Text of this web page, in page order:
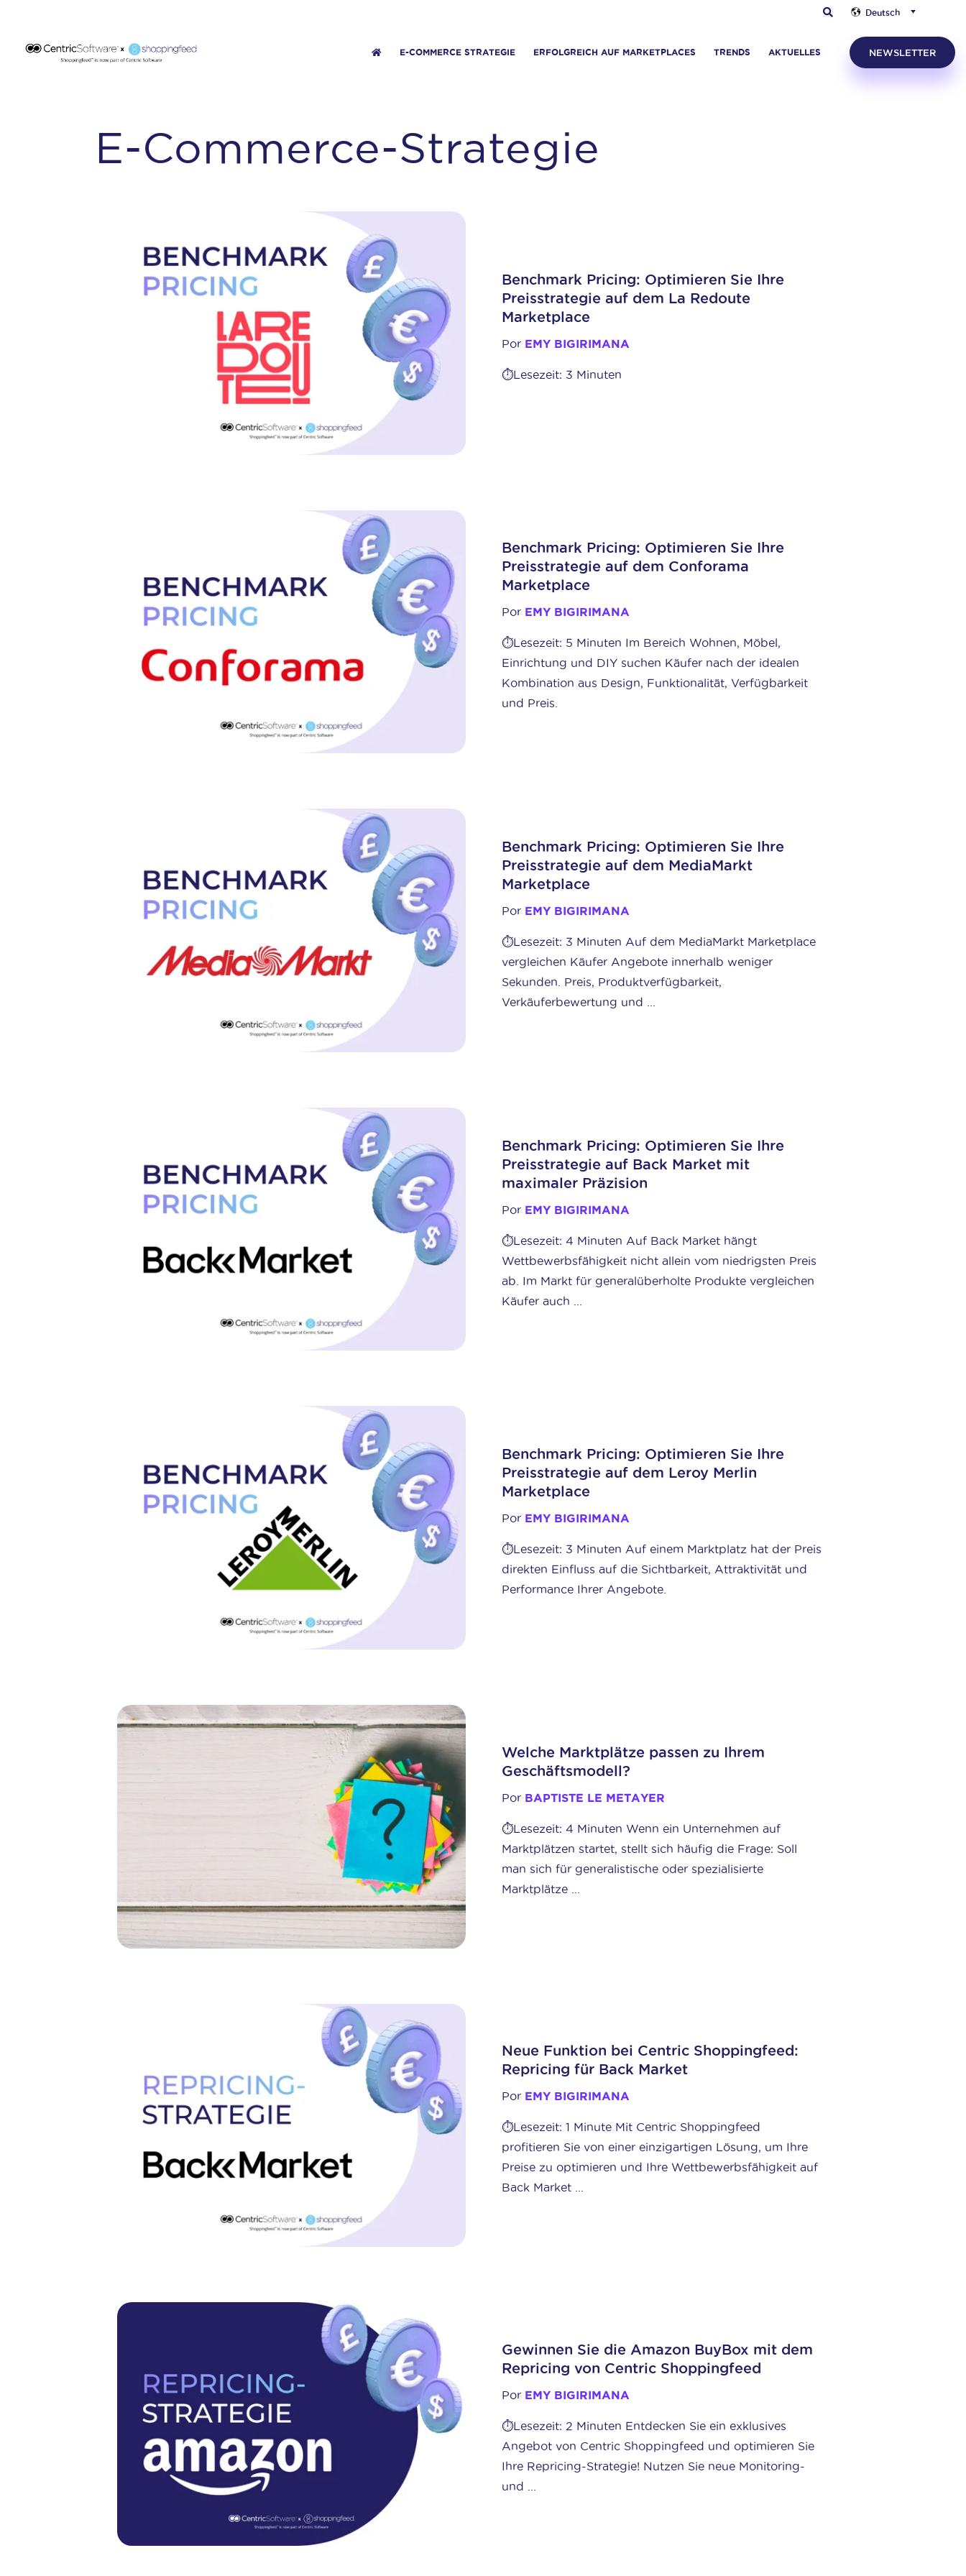
Deutsch
E-COMMERCE STRATEGIE ERFOLGREICH AUF MARKETPLACES TRENDS AKTUELLES NEWSLETTER
E-Commerce-Strategie
Benchmark Pricing: Optimieren Sie Ihre
Preisstrategie auf dem La Redoute
Marketplace
Por EMY BIGIRIMANA
⏱️Lesezeit: 3 Minuten
Benchmark Pricing: Optimieren Sie Ihre
Preisstrategie auf dem Conforama
Marketplace
Por EMY BIGIRIMANA
⏱️Lesezeit: 5 Minuten Im Bereich Wohnen, Möbel,
Einrichtung und DIY suchen Käufer nach der idealen
Kombination aus Design, Funktionalität, Verfügbarkeit
und Preis.
Benchmark Pricing: Optimieren Sie Ihre
Preisstrategie auf dem MediaMarkt
Marketplace
Por EMY BIGIRIMANA
⏱️Lesezeit: 3 Minuten Auf dem MediaMarkt Marketplace
vergleichen Käufer Angebote innerhalb weniger
Sekunden. Preis, Produktverfügbarkeit,
Verkäuferbewertung und ...
Benchmark Pricing: Optimieren Sie Ihre
Preisstrategie auf Back Market mit
maximaler Präzision
Por EMY BIGIRIMANA
⏱️Lesezeit: 4 Minuten Auf Back Market hängt
Wettbewerbsfähigkeit nicht allein vom niedrigsten Preis
ab. Im Markt für generalüberholte Produkte vergleichen
Käufer auch ...
Benchmark Pricing: Optimieren Sie Ihre
Preisstrategie auf dem Leroy Merlin
Marketplace
Por EMY BIGIRIMANA
⏱️Lesezeit: 3 Minuten Auf einem Marktplatz hat der Preis
direkten Einfluss auf die Sichtbarkeit, Attraktivität und
Performance Ihrer Angebote.
Welche Marktplätze passen zu Ihrem
Geschäftsmodell?
Por BAPTISTE LE METAYER
⏱️Lesezeit: 4 Minuten Wenn ein Unternehmen auf
Marktplätzen startet, stellt sich häufig die Frage: Soll
man sich für generalistische oder spezialisierte
Marktplätze ...
Neue Funktion bei Centric Shoppingfeed:
Repricing für Back Market
Por EMY BIGIRIMANA
⏱️Lesezeit: 1 Minute Mit Centric Shoppingfeed
profitieren Sie von einer einzigartigen Lösung, um Ihre
Preise zu optimieren und Ihre Wettbewerbsfähigkeit auf
Back Market ...
Gewinnen Sie die Amazon BuyBox mit dem
Repricing von Centric Shoppingfeed
Por EMY BIGIRIMANA
⏱️Lesezeit: 2 Minuten Entdecken Sie ein exklusives
Angebot von Centric Shoppingfeed und optimieren Sie
Ihre Repricing-Strategie! Nutzen Sie neue Monitoring-
und ...